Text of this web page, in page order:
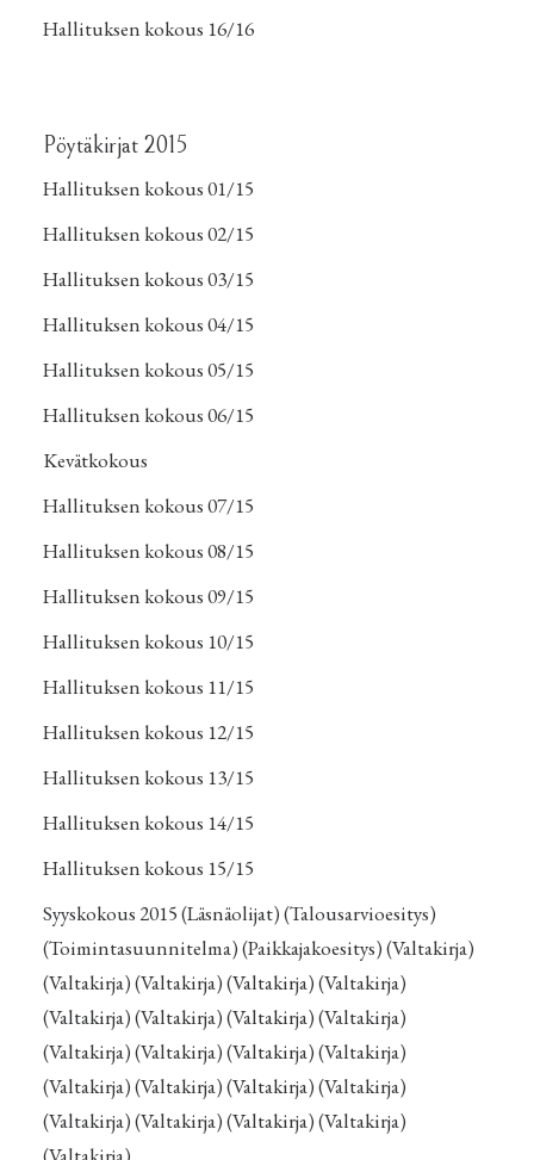
Hallituksen kokous 16/16
Pöytäkirjat 2015
Hallituksen kokous 01/15
Hallituksen kokous 02/15
Hallituksen kokous 03/15
Hallituksen kokous 04/15
Hallituksen kokous 05/15
Hallituksen kokous 06/15
Kevätkokous
Hallituksen kokous 07/15
Hallituksen kokous 08/15
Hallituksen kokous 09/15
Hallituksen kokous 10/15
Hallituksen kokous 11/15
Hallituksen kokous 12/15
Hallituksen kokous 13/15
Hallituksen kokous 14/15
Hallituksen kokous 15/15
Syyskokous 2015(Läsnäolijat) (Talousarvioesitys)
(Toimintasuunnitelma) (Paikkajakoesitys) (Valtakirja)
(Valtakirja) (Valtakirja) (Valtakirja) (Valtakirja)
(Valtakirja) (Valtakirja) (Valtakirja) (Valtakirja)
(Valtakirja) (Valtakirja) (Valtakirja) (Valtakirja)
(Valtakirja) (Valtakirja) (Valtakirja) (Valtakirja)
(Valtakirja) (Valtakirja) (Valtakirja) (Valtakirja)